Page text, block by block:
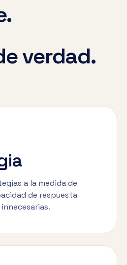
verdad.
a la medida de
de respuesta